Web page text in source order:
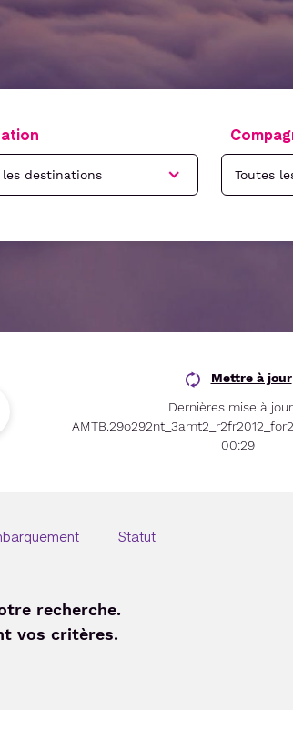
Mettre à jour
Dernières mise à
00:29
Statut
recherche.
vos critères.